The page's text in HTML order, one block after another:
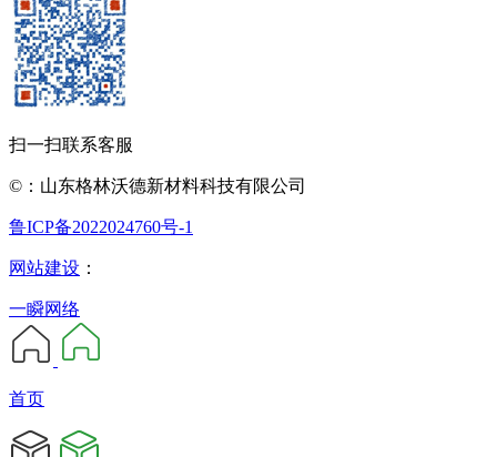
扫一扫联系客服
©：山东格林沃德新材料科技有限公司
鲁ICP备2022024760号-1
网站建设 ：
一瞬网络
首页